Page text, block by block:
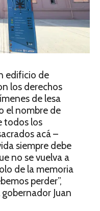
edificio de
los derechos
de lesa
el nombre de
todos los
acá –
siempre debe
no se vuelva a
de la memoria
perder”,
Juan